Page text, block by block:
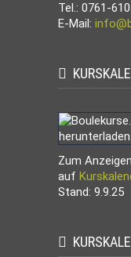
Tel.: 0761-
E-Mail:
Zum
auf
Stand: 9.9.25